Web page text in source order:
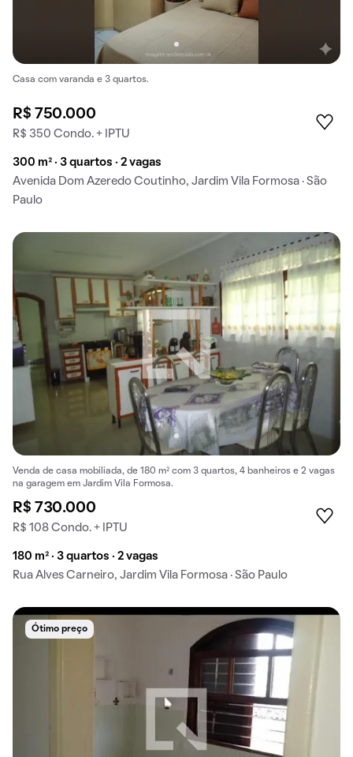
Casa com varanda e 3 quartos.
R$ 750.000
R$ 350 Condo. + IPTU
300 m² · 3 quartos · 2 vagas
Avenida Dom Azeredo Coutinho, Jardim Vila Formosa · São
Paulo
Venda de casa mobiliada, de 180 m² com 3 quartos, 4 banheiros e 2 vagas
na garagem em Jardim Vila Formosa.
R$ 730.000
R$ 108 Condo. + IPTU
180 m² · 3 quartos · 2 vagas
Rua Alves Carneiro, Jardim Vila Formosa · São Paulo
Ótimo preço